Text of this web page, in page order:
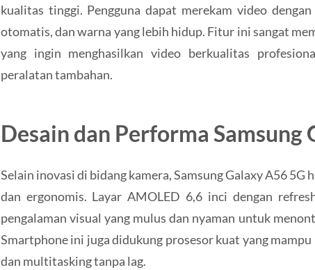
kualitas tinggi. Pengguna dapat merekam video
otomatis, dan warna yang lebih hidup. Fitur ini sangat
yang ingin menghasilkan video berkualitas
peralatan tambahan.
Desain dan Performa Samsung
Selain inovasi di bidang kamera, Samsung Galaxy A56 5G
dan ergonomis. Layar AMOLED 6,6 inci dengan
pengalaman visual yang mulus dan nyaman untuk
Smartphone ini juga didukung prosesor kuat yang
dan multitasking tanpa lag.